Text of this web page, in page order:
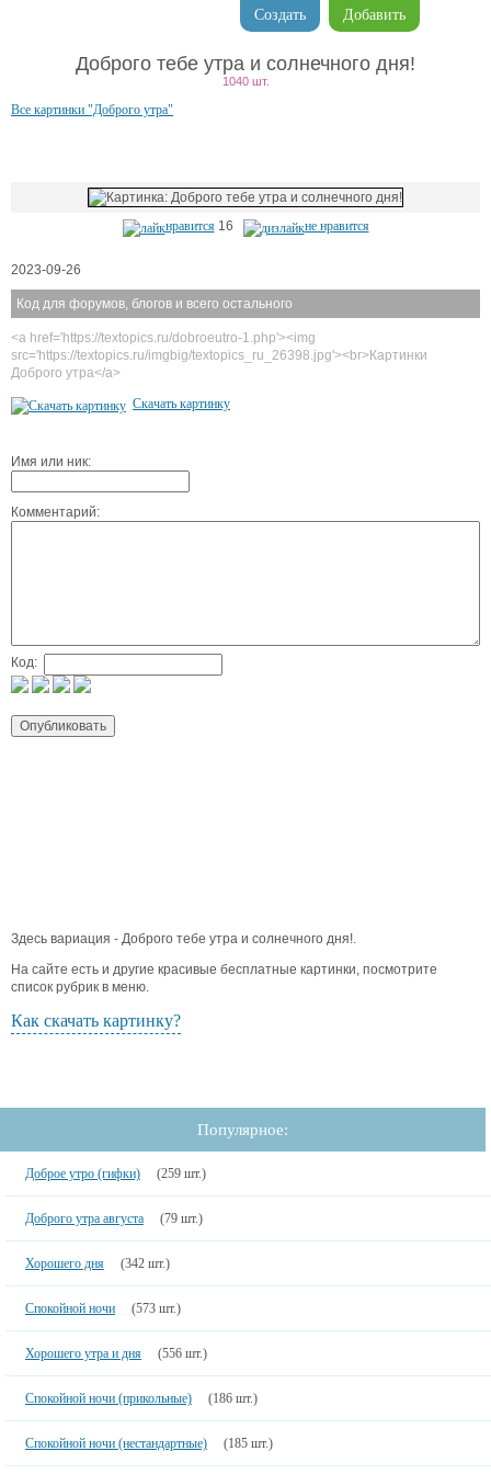
Добавить
Создать
Доброго тебе утра и солнечного дня!
1040 шт.
Все картинки "Доброго утра"
нравится 16 не нравится
2023-09-26
Код для форумов, блогов и всего остального
<a href='https://textopics.ru/dobroeutro-1.php'><img
src='https://textopics.ru/imgbig/textopics_ru_26398.jpg'><br>Картинки
Доброго утра</a>
Скачать картинку
Имя или ник:
Комментарий:
Код:
Здесь вариация - Доброго тебе утра и солнечного дня!.
На сайте есть и другие красивые бесплатные картинки, посмотрите
список рубрик в меню.
Как скачать картинку?
Популярное:
Доброе утро (гифки) (259 шт.)
Доброго утра августа (79 шт.)
Хорошего дня (342 шт.)
Спокойной ночи (573 шт.)
Хорошего утра и дня (556 шт.)
Спокойной ночи (прикольные) (186 шт.)
Спокойной ночи (нестандартные) (185 шт.)